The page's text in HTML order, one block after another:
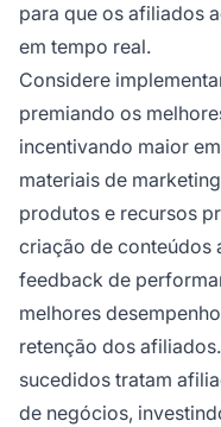
para que os afiliados
em tempo real.
Considere
premiando os
incentivando maior
materiais de
produtos e recursos
criação de conteúdos
feedback de
melhores
retenção dos
sucedidos tratam
de negócios,